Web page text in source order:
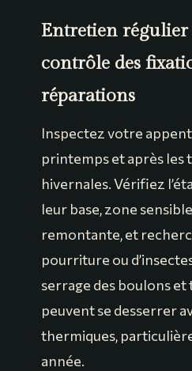
Entretien régulier
contrôle des
réparations
Inspectez votre
printemps et après les
hivernales. Vérifiez
leur base, zone
remontante, et
pourriture ou
serrage des boulons
peuvent se desserrer
thermiques,
année.